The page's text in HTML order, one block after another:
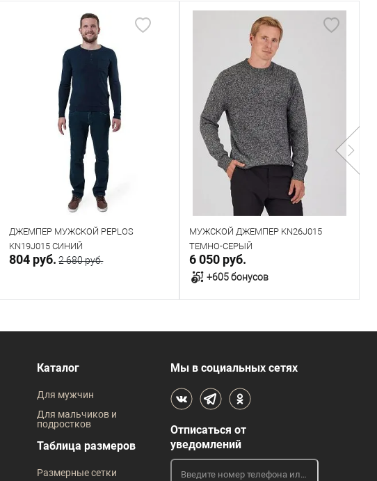
ДЖЕМПЕР МУЖСКОЙ PEPLOS
KN19J015 СИНИЙ
804 руб. 2 680 руб.
Направить запрос
Под заказ
МУЖСКОЙ ДЖЕМПЕР KN26J015
ТЕМНО-СЕРЫЙ
6 050 руб.
+605 бонусов
В корзину
В наличии
Размер одежды
96 100
Каталог
Для мужчин
Для мальчиков и
подростков
Таблица размеров
Размерные сетки
Мы в социальных сетях
Отписаться от
уведомлений